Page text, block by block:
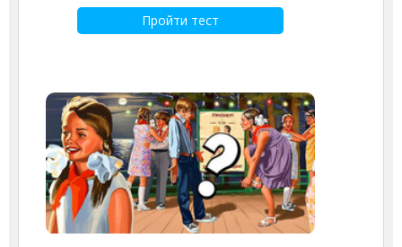
Пройти тест